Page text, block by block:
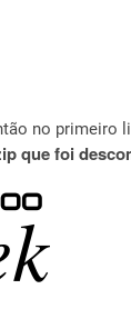
no primeiro
que foi